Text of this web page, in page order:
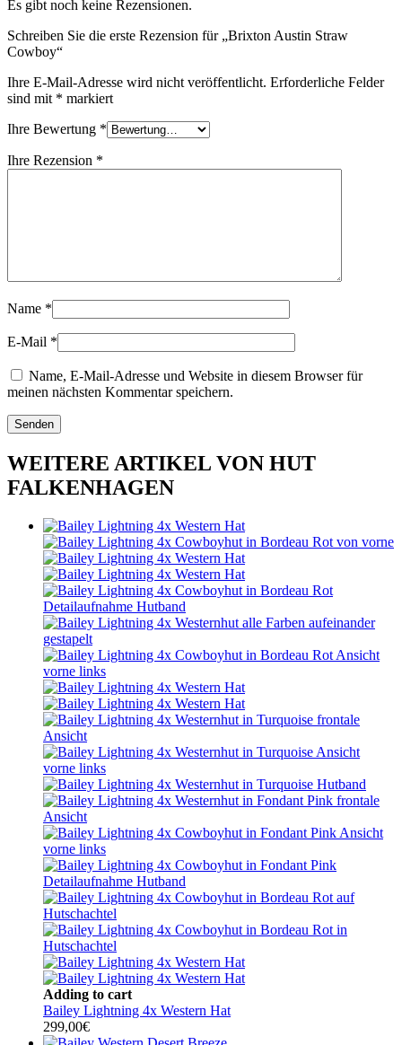
Es gibt noch keine Rezensionen.
Schreiben Sie die erste Rezension für „Brixton Austin Straw
Cowboy“
Ihre E-Mail-Adresse wird nicht veröffentlicht. Erforderliche Felder
sind mit * markiert
Ihre Bewertung *
Ihre Rezension *
Name *
E-Mail *
Name, E-Mail-Adresse und Website in diesem Browser für
meinen nächsten Kommentar speichern.
WEITERE ARTIKEL VON HUT
FALKENHAGEN
Adding to cart
Bailey Lightning 4x Western Hat
299,00€